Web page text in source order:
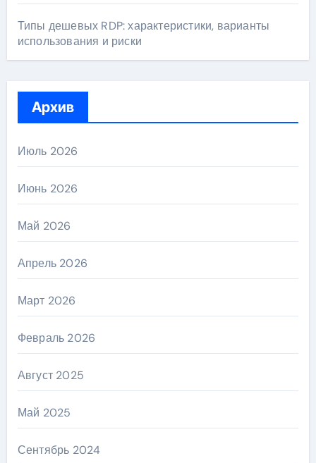
Типы дешевых RDP: характеристики, варианты
использования и риски
Архив
Июль 2026
Июнь 2026
Май 2026
Апрель 2026
Март 2026
Февраль 2026
Август 2025
Май 2025
Сентябрь 2024